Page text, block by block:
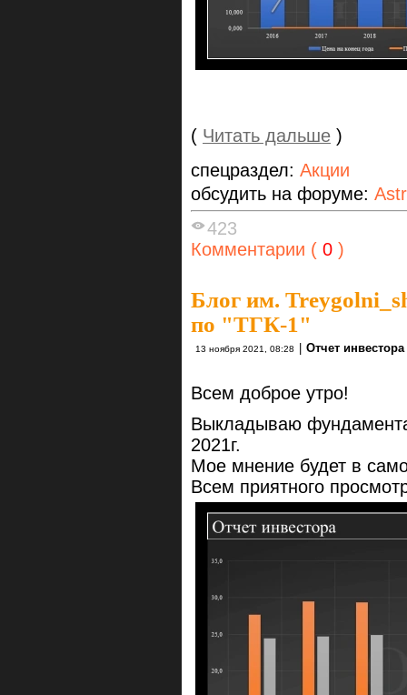
( Читать дальше )
спецраздел: Акции
обсудить на форуме:
423
Комментарии ( 0 )
Блог им.
по "ТГК-1"
13 ноября 2021, 08:28 Отчет инвестора
Всем доброе утро!
Выкладываю
2021г.
Мое мнение будет в
Всем приятного